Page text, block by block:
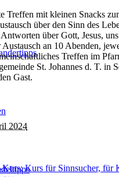
Treffen mit kleinen Snacks
über den Sinn des
über Gott, Jesus,
an 10 Abenden,
Treffen im
St. Johannes d. T. in
Gast.
2024
Kurs für Sinnsucher, für